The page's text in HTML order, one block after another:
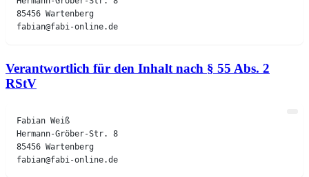
Verantwortlich für den Inhalt nach § 55 Abs. 2
RStV